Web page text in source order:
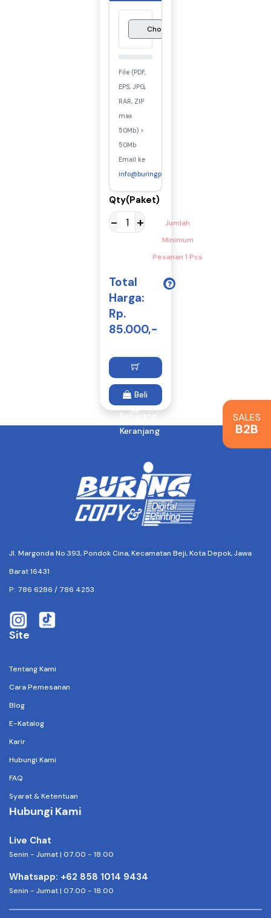
Choose
File (PDF,
EPS, JPG,
RAR, ZIP
max
50Mb) >
50Mb
Email ke
info@buringprint.com
Qty(Paket)
- +
Jumlah
Minimum
Pesanan 1 Pcs
Total
Harga:
Rp.
85.000,-
Tambah
ke
Keranjang
Beli
Sekarang
SALES
B2B
Jl. Margonda No.393, Pondok Cina, Kecamatan Beji, Kota Depok, Jawa
Barat 16431
P: 786 6286 / 786 4253
buringprinting
Site
Tentang Kami
Cara Pemesanan
Blog
E-Katalog
Karir
Hubungi Kami
FAQ
Syarat & Ketentuan
Hubungi Kami
Live Chat
Senin - Jumat | 07.00 - 18.00
Whatsapp: +62 858 1014 9434
Senin - Jumat | 07.00 - 18.00